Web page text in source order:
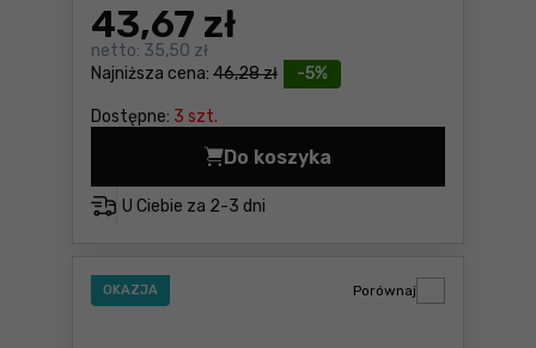
-5%
Najniższa cena: 46,28 zł
43,67 zł
netto: 35,50 zł
Dostępne: 3 szt.
U Ciebie za 2-3 dni
Do koszyka
Piły otworowe 19mm
OKAZJA Porównaj